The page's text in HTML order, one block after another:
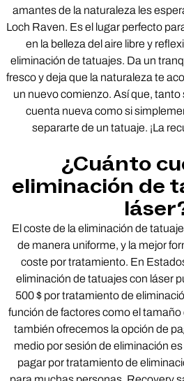
amantes de la naturaleza les
Loch Raven. Es el lugar perfecto
en la belleza del aire libre y
eliminación de tatuajes. Da un
fresco y deja que la naturaleza te
un nuevo comienzo. Así que, tanto
cuenta nueva como si
separarte de un tatuaje. ¡La
¿Cuánto
eliminación de
El coste de la eliminación de
de manera uniforme, y la mejor
coste por tratamiento. En
eliminación de tatuajes con láser
500 $ por tratamiento de
función de factores como el
también ofrecemos la opción de
medio por sesión de eliminación
pagar por tratamiento de